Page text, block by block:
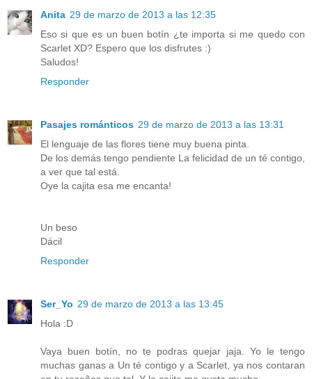
Anita 29 de marzo de 2013 a las 12:35
Eso si que es un buen botín ¿te importa si me quedo con
Scarlet XD? Espero que los disfrutes :)
Saludos!
Responder
Pasajes románticos 29 de marzo de 2013 a las 13:31
El lenguaje de las flores tiene muy buena pinta.
De los demás tengo pendiente La felicidad de un té contigo,
a ver que tal está.
Oye la cajita esa me encanta!
Un beso
Dácil
Responder
Ser_Yo 29 de marzo de 2013 a las 13:45
Hola :D
Vaya buen botín, no te podras quejar jaja. Yo le tengo
muchas ganas a Un té contigo y a Scarlet, ya nos contaran